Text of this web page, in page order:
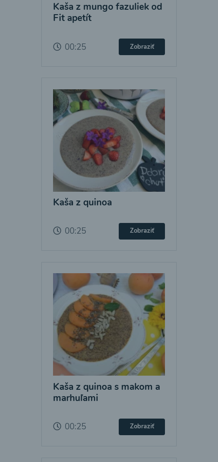
Kaša z mungo fazuliek od
Fit apetít
00:25 Zobraziť
Kaša z quinoa
00:25 Zobraziť
Kaša z quinoa s makom a
marhuľami
00:25 Zobraziť